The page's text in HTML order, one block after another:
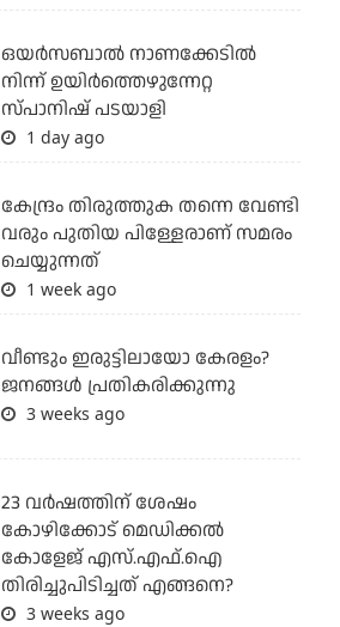
ഒയര്‍സബാൽ നാണക്കേടിൽ
നിന്ന് ഉയിർത്തെഴുന്നേറ്റ
സ്പാനിഷ് പടയാളി
1 day ago
കേന്ദ്രം തിരുത്തുക തന്നെ വേണ്ടി
വരും പുതിയ പിള്ളേരാണ് സമരം
ചെയ്യുന്നത്
1 week ago
വീണ്ടും ഇരുട്ടിലായോ കേരളം?
ജനങ്ങൾ പ്രതികരിക്കുന്നു
3 weeks ago
23 വർഷത്തിന് ശേഷം
കോഴിക്കോട് മെഡിക്കൽ
കോളേജ് എസ്.എഫ്.ഐ
തിരിച്ചുപിടിച്ചത് എങ്ങനെ?
3 weeks ago